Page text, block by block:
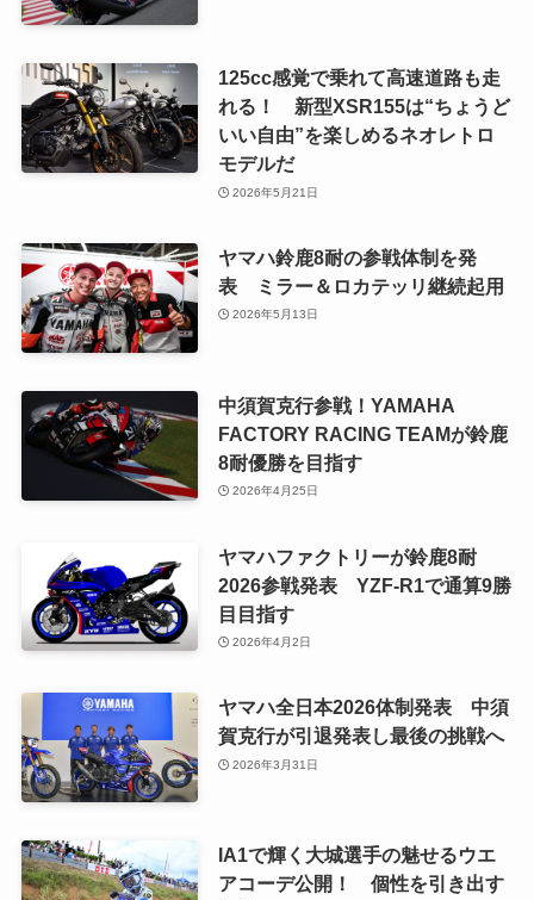
125cc感覚で乗れて高速道路も走
れる！ 新型XSR155は“ちょうど
いい自由”を楽しめるネオレトロ
モデルだ
2026年5月21日
ヤマハ鈴鹿8耐の参戦体制を発
表 ミラー＆ロカテッリ継続起用
2026年5月13日
中須賀克行参戦！YAMAHA
FACTORY RACING TEAMが鈴鹿
8耐優勝を目指す
2026年4月25日
ヤマハファクトリーが鈴鹿8耐
2026参戦発表 YZF-R1で通算9勝
目目指す
2026年4月2日
ヤマハ全日本2026体制発表 中須
賀克行が引退発表し最後の挑戦へ
2026年3月31日
IA1で輝く大城選手の魅せるウエ
アコーデ公開！ 個性を引き出す